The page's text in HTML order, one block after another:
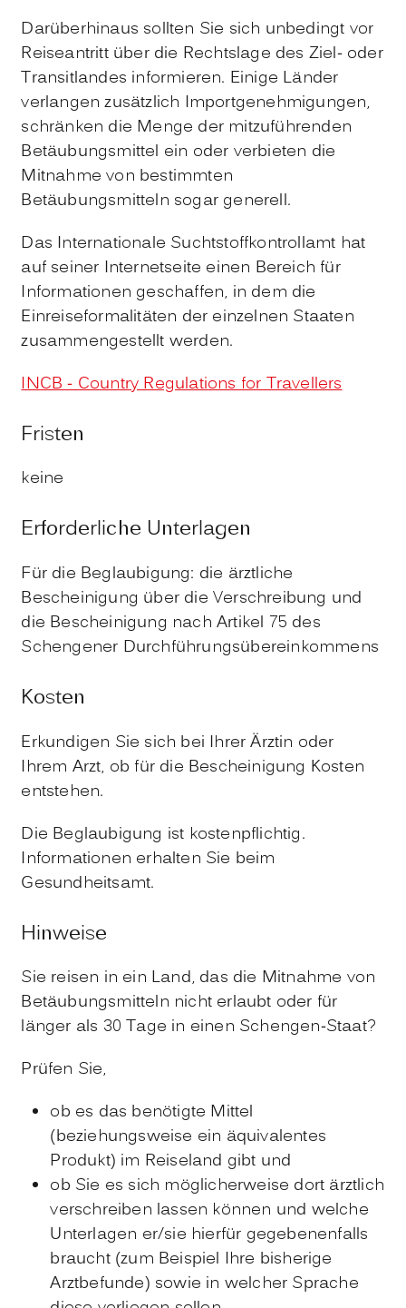
Darüberhinaus sollten Sie sich unbedingt vor
Reiseantritt über die Rechtslage des Ziel- oder
Transitlandes informieren. Einige Länder
verlangen zusätzlich Importgenehmigungen,
schränken die Menge der mitzuführenden
Betäubungsmittel ein oder verbieten die
Mitnahme von bestimmten
Betäubungsmitteln sogar generell.
Das Internationale Suchtstoffkontrollamt hat
auf seiner Internetseite einen Bereich für
Informationen geschaffen, in dem die
Einreiseformalitäten der einzelnen Staaten
zusammengestellt werden.
INCB - Country Regulations for Travellers
Fristen
keine
Erforderliche Unterlagen
Für die Beglaubigung: die ärztliche
Bescheinigung über die Verschreibung und
die Bescheinigung nach Artikel 75 des
Schengener Durchführungsübereinkommens
Kosten
Erkundigen Sie sich bei Ihrer Ärztin oder
Ihrem Arzt, ob für die Bescheinigung Kosten
entstehen.
Die Beglaubigung ist kostenpflichtig.
Informationen erhalten Sie beim
Gesundheitsamt.
Hinweise
Sie reisen in ein Land, das die Mitnahme von
Betäubungsmitteln nicht erlaubt oder für
länger als 30 Tage in einen Schengen-Staat?
Prüfen Sie,
ob es das benötigte Mittel
(beziehungsweise ein äquivalentes
Produkt) im Reiseland gibt und
ob Sie es sich möglicherweise dort ärztlich
verschreiben lassen können und welche
Unterlagen er/sie hierfür gegebenenfalls
braucht (zum Beispiel Ihre bisherige
Arztbefunde) sowie in welcher Sprache